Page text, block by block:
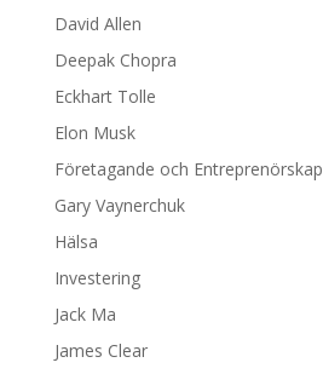
David Allen
Deepak Chopra
Eckhart Tolle
Elon Musk
Företagande och Entreprenörskap
Gary Vaynerchuk
Hälsa
Investering
Jack Ma
James Clear